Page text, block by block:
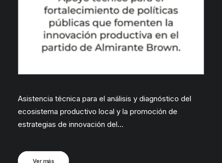
Asistencia técnica para el análisis y diagnóstico del
ecosistema productivo local y la promoción de
estrategias de innovación del…
Ver más